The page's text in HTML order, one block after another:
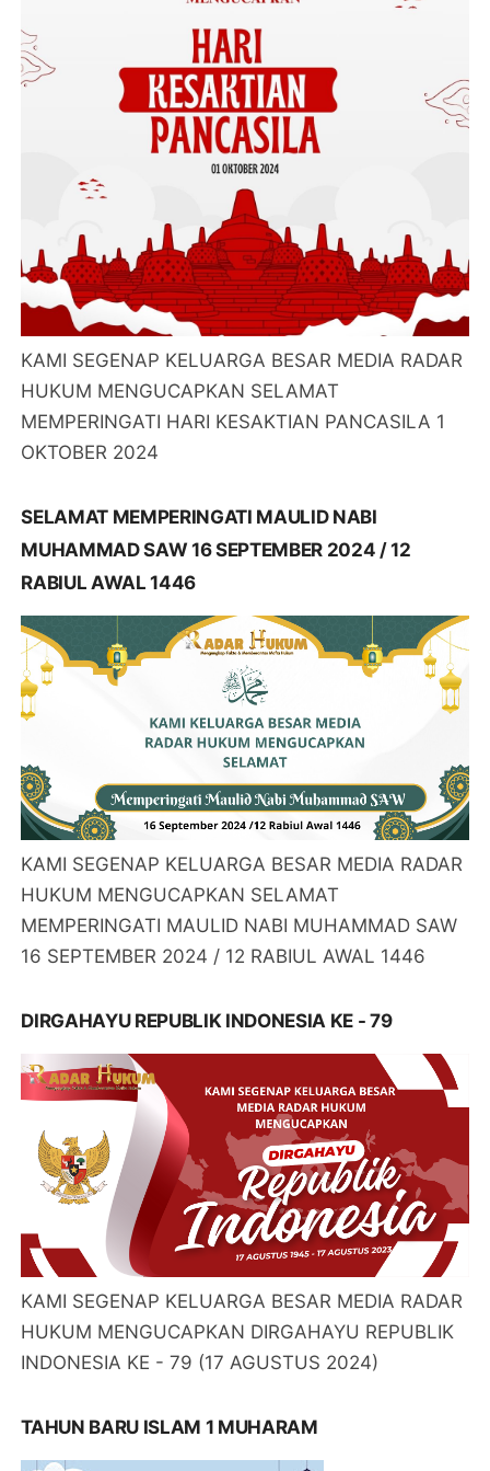
KAMI SEGENAP KELUARGA BESAR MEDIA RADAR
HUKUM MENGUCAPKAN SELAMAT
MEMPERINGATI HARI KESAKTIAN PANCASILA 1
OKTOBER 2024
SELAMAT MEMPERINGATI MAULID NABI
MUHAMMAD SAW 16 SEPTEMBER 2024 / 12
RABIUL AWAL 1446
KAMI SEGENAP KELUARGA BESAR MEDIA RADAR
HUKUM MENGUCAPKAN SELAMAT
MEMPERINGATI MAULID NABI MUHAMMAD SAW
16 SEPTEMBER 2024 / 12 RABIUL AWAL 1446
DIRGAHAYU REPUBLIK INDONESIA KE - 79
KAMI SEGENAP KELUARGA BESAR MEDIA RADAR
HUKUM MENGUCAPKAN DIRGAHAYU REPUBLIK
INDONESIA KE - 79 (17 AGUSTUS 2024)
TAHUN BARU ISLAM 1 MUHARAM